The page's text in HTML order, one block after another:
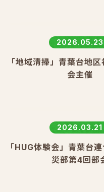
2026.05.23
「地域清掃」青葉台地
会主催
2026.03.21
「HUG体験会」青葉台
災部第4回部